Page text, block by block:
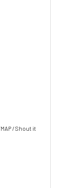
/ Shout it